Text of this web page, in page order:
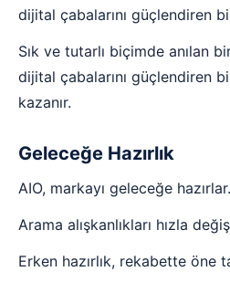
dijital çabalarını güçlendiren
Sık ve tutarlı biçimde anılan
dijital çabalarını güçlendiren
kazanır.
Geleceğe Hazırlık
AIO, markayı geleceğe hazırlar.
Arama alışkanlıkları hızla
Erken hazırlık, rekabette öne